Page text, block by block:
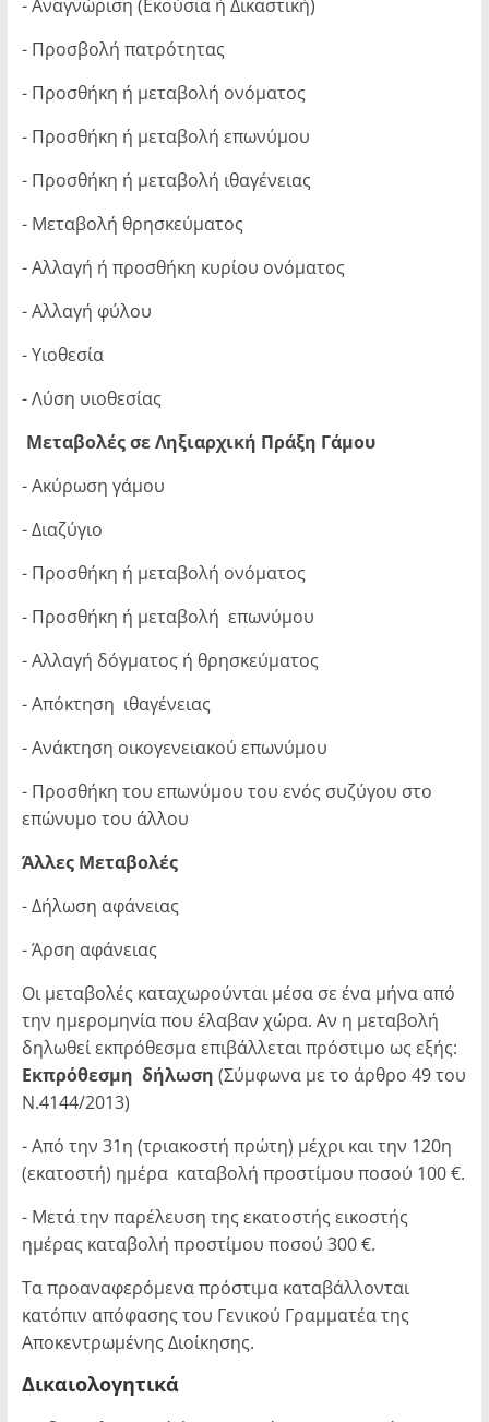
- Αναγνώριση (Εκούσια ή Δικαστική)
- Προσβολή πατρότητας
- Προσθήκη ή μεταβολή ονόματος
- Προσθήκη ή μεταβολή επωνύμου
- Προσθήκη ή μεταβολή ιθαγένειας
- Μεταβολή θρησκεύματος
- Αλλαγή ή προσθήκη κυρίου ονόματος
- Αλλαγή φύλου
- Υιοθεσία
- Λύση υιοθεσίας
Μεταβολές σε Ληξιαρχική Πράξη Γάμου
- Ακύρωση γάμου
- Διαζύγιο
- Προσθήκη ή μεταβολή ονόματος
- Προσθήκη ή μεταβολή επωνύμου
- Αλλαγή δόγματος ή θρησκεύματος
- Απόκτηση ιθαγένειας
- Ανάκτηση οικογενειακού επωνύμου
- Προσθήκη του επωνύμου του ενός συζύγου στο
επώνυμο του άλλου
Άλλες Μεταβολές
- Δήλωση αφάνειας
- Άρση αφάνειας
Οι μεταβολές καταχωρούνται μέσα σε ένα μήνα από
την ημερομηνία που έλαβαν χώρα. Αν η μεταβολή
δηλωθεί εκπρόθεσμα επιβάλλεται πρόστιμο ως εξής:
Εκπρόθεσμη δήλωση (Σύμφωνα με το άρθρο 49 του
Ν.4144/2013)
- Από την 31η (τριακοστή πρώτη) μέχρι και την 120η
(εκατοστή) ημέρα καταβολή προστίμου ποσού 100 €.
- Μετά την παρέλευση της εκατοστής εικοστής
ημέρας καταβολή προστίμου ποσού 300 €.
Τα προαναφερόμενα πρόστιμα καταβάλλονται
κατόπιν απόφασης του Γενικού Γραμματέα της
Αποκεντρωμένης Διοίκησης.
Δικαιολογητικά